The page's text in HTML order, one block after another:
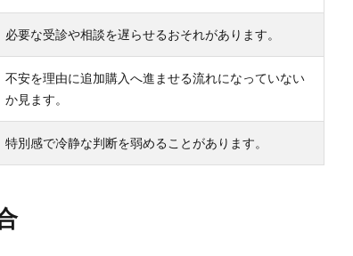
必要な受診や相談を遅らせるおそれがあります。
不安を理由に追加購入へ進ませる流れになっていない
か見ます。
特別感で冷静な判断を弱めることがあります。